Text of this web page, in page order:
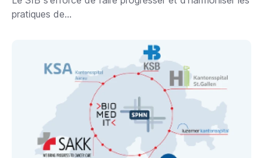
pratiques de...